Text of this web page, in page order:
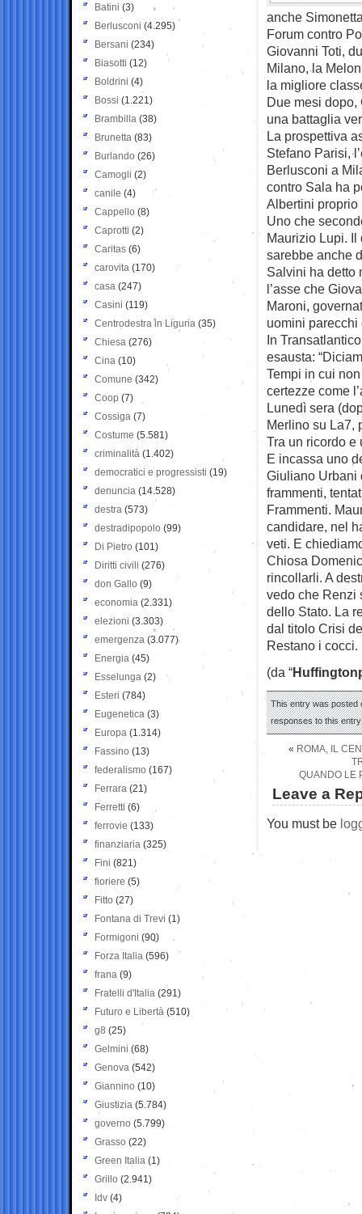
anche
Forum contro
Giovanni Toti,
Milano, la
la migliore
Due mesi
una battaglia
La prospettiva
Stefano Parisi,
Berlusconi a
contro Sala ha
Albertini proprio
Uno che
Maurizio Lupi. Il
sarebbe anche
Salvini ha detto
l’asse che
Maroni,
uomini
In
esausta:
Tempi in cui
certezze come
Lunedì sera
Merlino su La7,
Tra un ricordo e
E incassa uno
Giuliano Urbani
frammenti,
Frammenti.
candidare, nel
veti. E
Chiosa
rincollarli. A
vedo che Renzi
dello Stato. La
dal titolo Crisi
Restano i cocci.
(da “
This entry was posted
responses to this
« ROMA, IL
QUANDO LE
Leave a
You must be
Batini (3)
Berlusconi (4.295)
Bersani (234)
Biasotti (12)
Boldrini (4)
Bossi (1.221)
Brambilla (38)
Brunetta (83)
Burlando (26)
Camogli (2)
canile (4)
Cappello (8)
Caprotti (2)
Caritas (6)
carovita (170)
casa (247)
Casini (119)
Centrodestra in Liguria (35)
Chiesa (276)
Cina (10)
Comune (342)
Coop (7)
Cossiga (7)
Costume (5.581)
criminalità (1.402)
democratici e progressisti (19)
denuncia (14.528)
destra (573)
destradipopolo (99)
Di Pietro (101)
Diritti civili (276)
don Gallo (9)
economia (2.331)
elezioni (3.303)
emergenza (3.077)
Energia (45)
Esselunga (2)
Esteri (784)
Eugenetica (3)
Europa (1.314)
Fassino (13)
federalismo (167)
Ferrara (21)
Ferretti (6)
ferrovie (133)
finanziaria (325)
Fini (821)
fioriere (5)
Fitto (27)
Fontana di Trevi (1)
Formigoni (90)
Forza Italia (596)
frana (9)
Fratelli d'Italia (291)
Futuro e Libertà (510)
g8 (25)
Gelmini (68)
Genova (542)
Giannino (10)
Giustizia (5.784)
governo (5.799)
Grasso (22)
Green Italia (1)
Grillo (2.941)
Idv (4)